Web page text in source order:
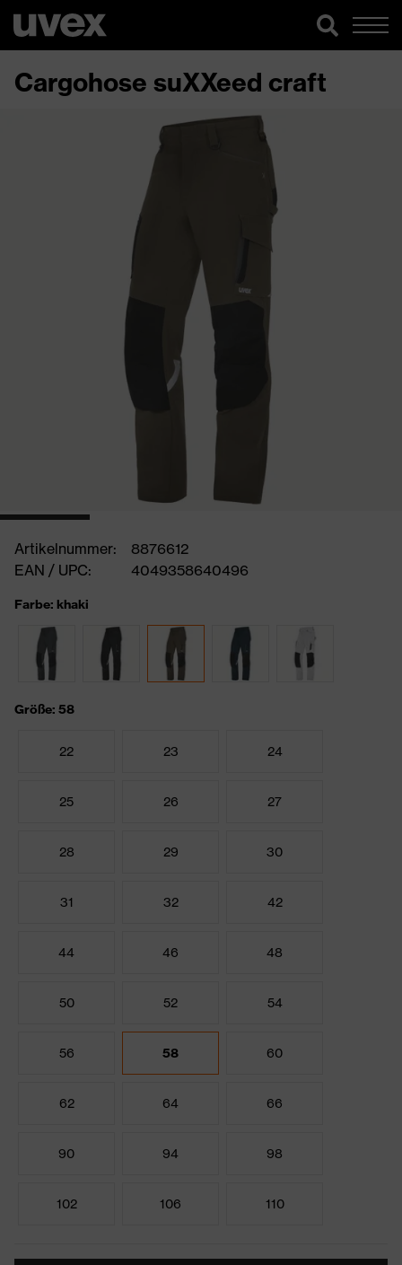
Cargohose suXXeed craft
Artikelnummer:
8876612
EAN / UPC:
4049358640496
Farbe: khaki
Größe: 58
22 23 24
25 26 27
28 29 30
31 32 42
44 46 48
50 52 54
56 58 60
62 64 66
90 94 98
102 106 110